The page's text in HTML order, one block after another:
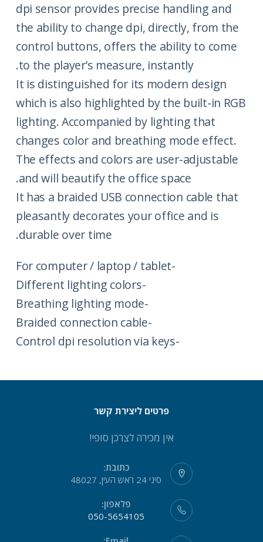
dpi sensor provides precise handling and
the ability to change dpi, directly, from the
control buttons, offers the ability to come
to the player’s measure, instantly.
It is distinguished for its modern design
which is also highlighted by the built-in RGB
lighting. Accompanied by lighting that
changes color and breathing mode effect.
The effects and colors are user-adjustable
and will beautify the office space.
It has a braided USB connection cable that
pleasantly decorates your office and is
durable over time.
-For computer / laptop / tablet
-Different lighting colors
-Breathing lighting mode
-Braided connection cable
-Control dpi resolution via keys
פרטים ליצירת קשר
אין מכירה לצרכן סופי!
כתובת:
סיני 24 ראש העין, 48027
פלאפון:
050-5654105